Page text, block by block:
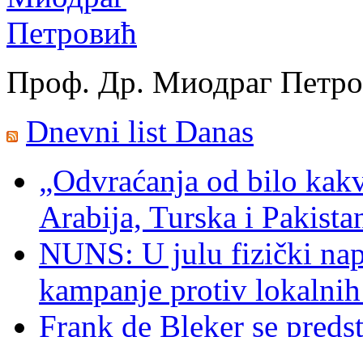
Проф. Др. Миодраг
Dnevni list Danas
„Odvraćanja od bilo
Arabija, Turska i
NUNS: U julu fizički
kampanje protiv
Frank de Bleker se